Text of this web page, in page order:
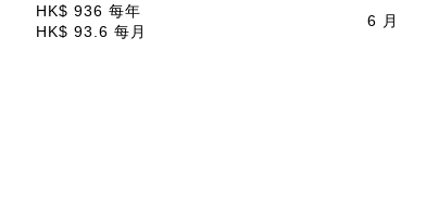
HK$ 936 每年
HK$ 93.6 每月
6 月